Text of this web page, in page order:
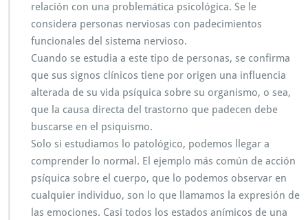
relación con una problemática psicológica. Se le
considera personas nerviosas con padecimientos
funcionales del sistema nervioso.
Cuando se estudia a este tipo de personas, se confirma
que sus signos clínicos tiene por origen una influencia
alterada de su vida psíquica sobre su organismo, o sea,
que la causa directa del trastorno que padecen debe
buscarse en el psiquismo.
Solo si estudiamos lo patológico, podemos llegar a
comprender lo normal. El ejemplo más común de acción
psíquica sobre el cuerpo, que lo podemos observar en
cualquier individuo, son lo que llamamos la expresión de
las emociones. Casi todos los estados anímicos de una